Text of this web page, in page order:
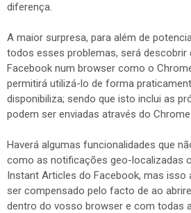
diferença.
A maior surpresa, para além de
todos esses problemas, será descobrir
Facebook num browser como o
permitirá utilizá-lo de forma
disponibiliza; sendo que isto inclui as
podem ser enviadas através do
Haverá algumas funcionalidades que
como as notificações geo-localizadas
Instant Articles do Facebook, mas isso
ser compensado pelo facto de ao
dentro do vosso browser e com todas